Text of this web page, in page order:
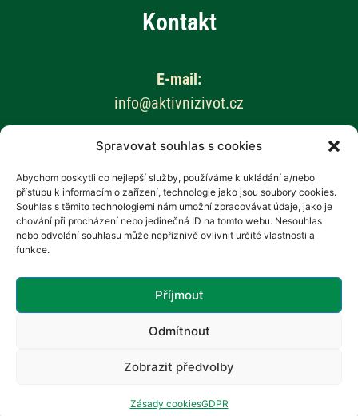
Spravovat souhlas s cookies
Abychom poskytli co nejlepší služby, používáme k ukládání a/nebo
přístupu k informacím o zařízení, technologie jako jsou soubory cookies.
Souhlas s těmito technologiemi nám umožní zpracovávat údaje, jako je
chování při procházení nebo jedinečná ID na tomto webu. Nesouhlas
nebo odvolání souhlasu může nepříznivě ovlivnit určité vlastnosti a
funkce.
Příjmout
Odmítnout
Zobrazit předvolby
Zásady cookiesGDPR
Kontakt
E-mail:
info@aktivnizivot.cz
Odborní garanti:
Prof. MUDr. Eva Kubala Havrdová, CSc.
Prim. MUDr. Marta Vachová
Web provozuje: